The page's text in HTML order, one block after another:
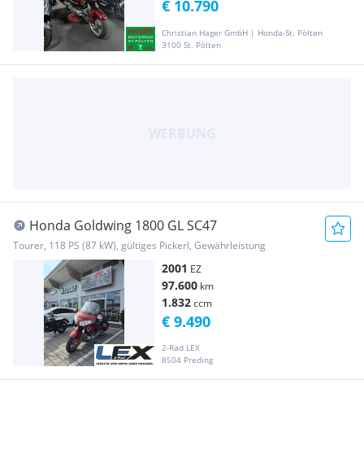
Christian Hager GmbH | Honda-St. Pölten
3100 St. Pölten
€ 10.790
Honda Goldwing 1800 GL SC47
Tourer, 118 PS (87 kW), gültiges Pickerl, Gewährleistung
2001 EZ
97.600 km
1.832ccm
2-Rad LEX
8504 Preding
€ 9.490